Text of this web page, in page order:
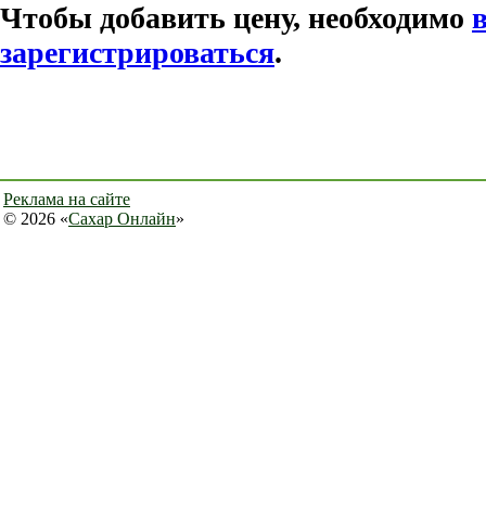
Чтобы добавить цену, необходимо
зарегистрироваться.
Реклама на сайте
© 2026 «Сахар Онлайн»